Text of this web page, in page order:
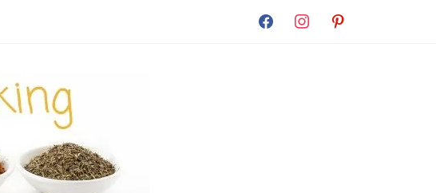
facebook instagrampinterest